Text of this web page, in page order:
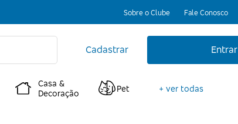
Sobre o Clube Fale Conosco
Cadastrar Entrar
Casa &
Decoração
Pet + ver todas